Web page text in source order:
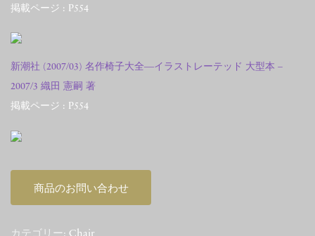
掲載ページ : P554
新潮社 (2007/03) 名作椅子大全―イラストレーテッド 大型本 –
2007/3 織田 憲嗣 著
掲載ページ : P554
商品のお問い合わせ